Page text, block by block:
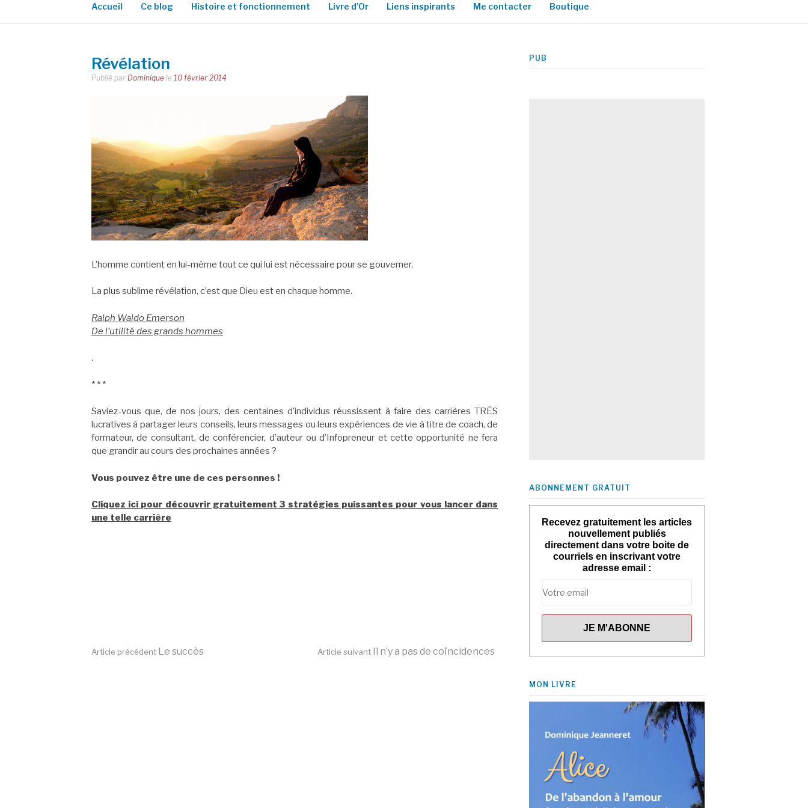
Accueil Ce blog Histoire et fonctionnement Livre d’Or Liens inspirants Me contacter Boutique
Révélation
Publié par Dominique le 10 février 2014
L’homme contient en lui-même tout ce qui lui est nécessaire pour se gouverner.
La plus sublime révélation, c’est que Dieu est en chaque homme.
Ralph Waldo Emerson
De l’utilité des grands hommes
.
* * *
Saviez-vous que, de nos jours, des centaines d’individus réussissent à faire des carrières TRÈS
lucratives à partager leurs conseils, leurs messages ou leurs expériences de vie à titre de coach, de
formateur, de consultant, de conférencier, d’auteur ou d’Infopreneur et cette opportunité ne fera
que grandir au cours des prochaines années ?
Vous pouvez être une de ces personnes !
Cliquez ici pour découvrir gratuitement 3 stratégies puissantes pour vous lancer dans
une telle carrière
Lire
Article précédent Le succès Article suivant Il n’y a pas de coïncidences
PUB
ABONNEMENT GRATUIT
Recevez gratuitement les articles
nouvellement publiés
directement dans votre boite de
courriels en inscrivant votre
adresse email :
MON LIVRE